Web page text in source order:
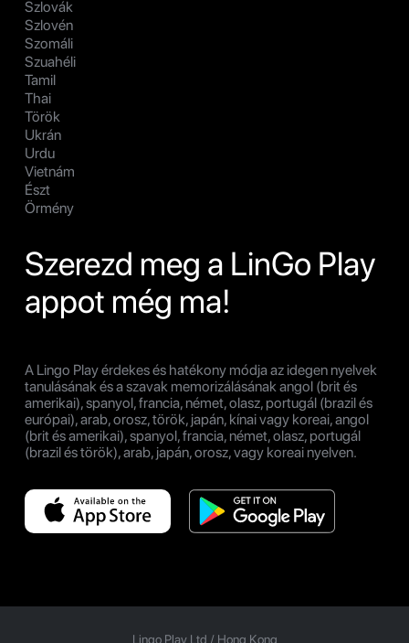
Szlovák
Szlovén
Szomáli
Szuahéli
Tamil
Thai
Török
Ukrán
Urdu
Vietnám
Észt
Örmény
Szerezd meg a LinGo Play
appot még ma!
A Lingo Play érdekes és hatékony módja az idegen nyelvek
tanulásának és a szavak memorizálásának angol (brit és
amerikai), spanyol, francia, német, olasz, portugál (brazil és
európai), arab, orosz, török, japán, kínai vagy koreai, angol
(brit és amerikai), spanyol, francia, német, olasz, portugál
(brazil és török), arab, japán, orosz, vagy koreai nyelven.
Lingo Play Ltd / Hong Kong